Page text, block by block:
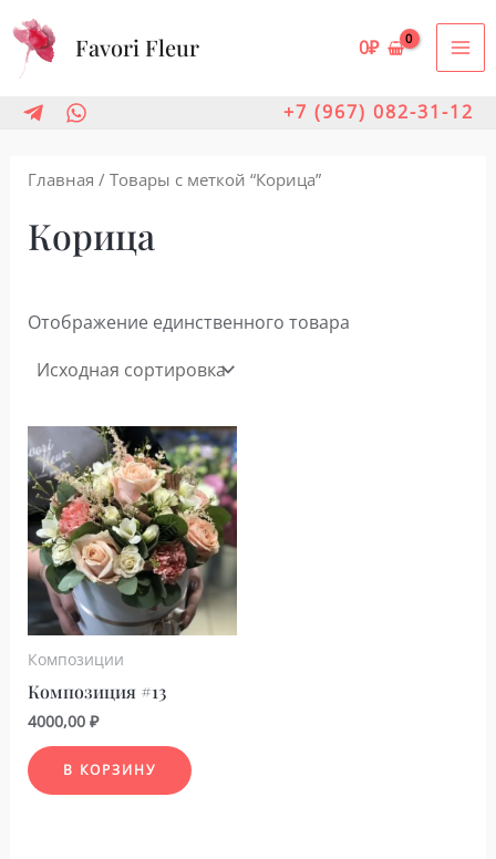
Перейти
содержимому
Favori Fleur 0₽
+7 (967) 082-31-12
Главная / Товары с меткой “Корица”
Корица
Отображение единственного товара
Композиции
Композиция #13
4000,00 ₽
В КОРЗИНУ